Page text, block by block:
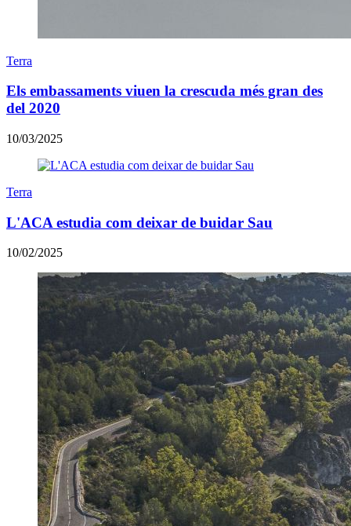
Terra
Els embassaments viuen la crescuda més gran des
del 2020
10/03/2025
Terra
L'ACA estudia com deixar de buidar Sau
10/02/2025